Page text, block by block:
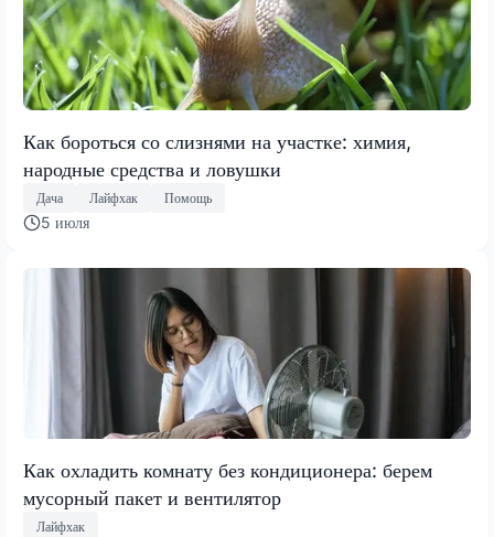
Как бороться со слизнями на участке: химия,
народные средства и ловушки
Дача Лайфхак Помощь
5 июля
Как охладить комнату без кондиционера: берем
мусорный пакет и вентилятор
Лайфхак